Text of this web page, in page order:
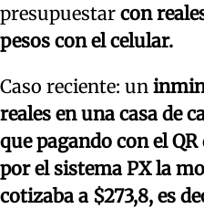
presupuestar con
pesos con el celular.
Caso reciente: un
reales en una casa de
que pagando con el
por el sistema PX la
cotizaba a $273,8, es